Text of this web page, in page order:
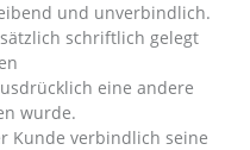
und unverbindlich.
schriftlich gelegt
eine andere
wurde.
Kunde verbindlich seine